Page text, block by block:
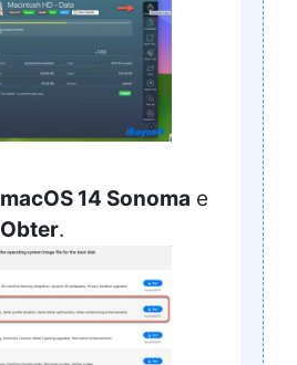
macOS 14 Sonoma e
Obter.